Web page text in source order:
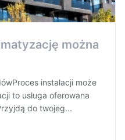
można
instalacji może
to usługa oferowana
do twojeg...